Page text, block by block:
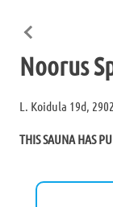
Noorus
L. Koidula 19d,
THIS SAUNA HAS